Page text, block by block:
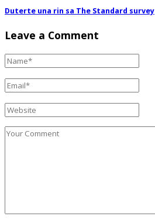
Duterte una rin sa The Standard survey
Leave a Comment